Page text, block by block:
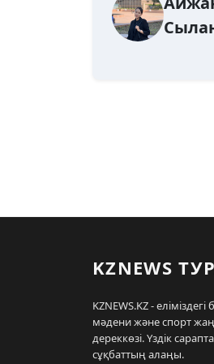
KZNEWS
KZNEWS.KZ -
мәдени және спорт
дереккөзі. Үздік
сұқбаттың алаңы.